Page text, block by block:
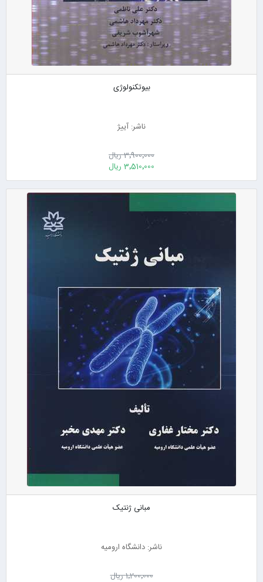
بیوتکنولوژی
ناشر: آییژ
3٬900٬000 ریال
3٬510٬000 ریال
مبانی ژنتیک
ناشر: دانشگاه ارومیه
1٬200٬000 ریال